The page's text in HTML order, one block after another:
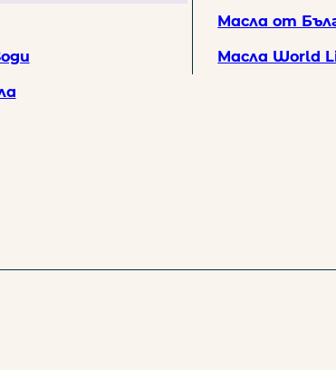
и безплатна доставка за поръчки над 30 EUR /
Масла от
Масла World